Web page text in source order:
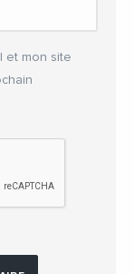
et mon site